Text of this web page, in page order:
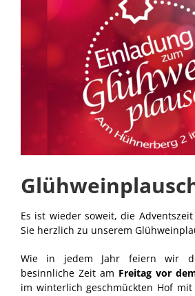
Bild
Es ist wieder soweit, die
Sie herzlich zu unserem
Wie in jedem Jahr feiern wir
besinnliche Zeit am Freitag vor
im winterlich geschmückten Hof